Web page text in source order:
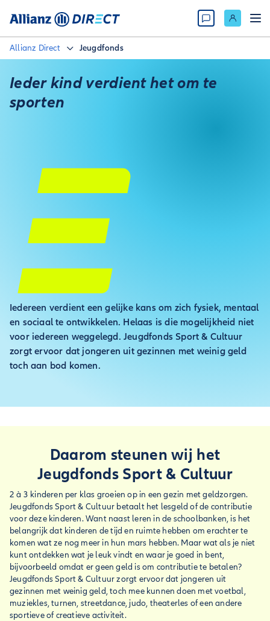
Allianz Direct Jeugdfonds
Ieder kind verdient het om te
sporten
Iedereen verdient een gelijke kans om zich fysiek, mentaal
en sociaal te ontwikkelen. Helaas is die mogelijkheid niet
voor iedereen weggelegd. Jeugdfonds Sport & Cultuur
zorgt ervoor dat jongeren uit gezinnen met weinig geld
toch aan bod komen.
Daarom steunen wij het
Jeugdfonds Sport & Cultuur
2 à 3 kinderen per klas groeien op in een gezin met geldzorgen.
Jeugdfonds Sport & Cultuur betaalt het lesgeld of de contributie
voor deze kinderen. Want naast leren in de schoolbanken, is het
belangrijk dat kinderen de tijd en ruimte hebben om erachter te
komen wat ze nog meer in hun mars hebben. Maar wat als je niet
kunt ontdekken wat je leuk vindt en waar je goed in bent,
bijvoorbeeld omdat er geen geld is om contributie te betalen?
Jeugdfonds Sport & Cultuur zorgt ervoor dat jongeren uit
gezinnen met weinig geld, toch mee kunnen doen met voetbal,
muziekles, turnen, streetdance, judo, theaterles of een andere
sportieve of creatieve activiteit.